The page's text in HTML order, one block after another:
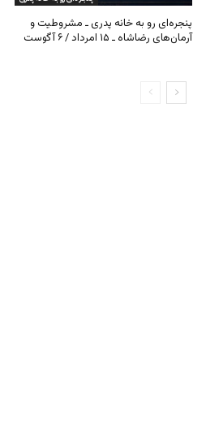
پنجره‌ای رو به خانه پدری ـ مشروطیت و
آرمان‌های رضاشاه ـ ۱۵ امرداد / ۶ آگوست